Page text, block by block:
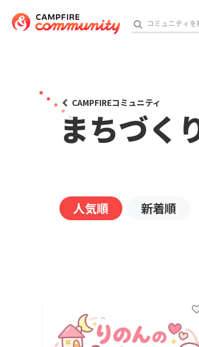
アート・写真
ビジネス・起業
CAMPFIREコミュニティ
まちづく
人気順 新着順